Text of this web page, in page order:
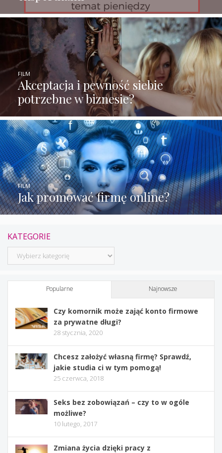
Akceptacja i pewność siebie
potrzebne w biznesie?
FILM
Jak promować firmę online?
FILM
KATEGORIE
Kategorie
Popularne Najnowsze
Czy komornik może zająć konto firmowe
za prywatne długi?
28 stycznia, 2020
Chcesz założyć własną firmę? Sprawdź,
jakie studia ci w tym pomogą!
25 czerwca, 2018
Seks bez zobowiązań – czy to w ogóle
możliwe?
10 lutego, 2017
Zmiana życia dzięki pracy z